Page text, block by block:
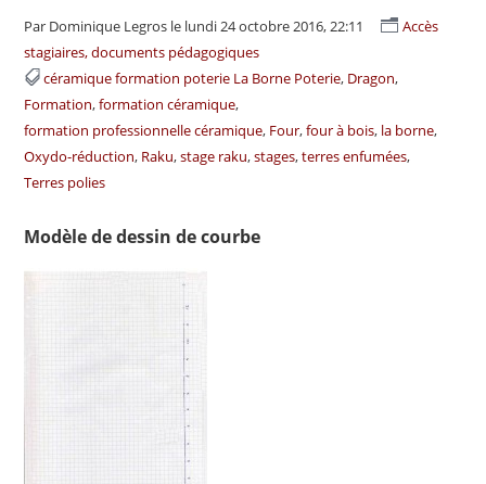
Par Dominique Legros le lundi 24 octobre 2016, 22:11
Accès
stagiaires, documents pédagogiques
céramique formation poterie La Borne Poterie Dragon
Formation formation céramique
formation professionnelle céramique Four four à bois la borne
Oxydo-réduction Raku stage raku stages terres enfumées
Terres polies
Modèle de dessin de courbe